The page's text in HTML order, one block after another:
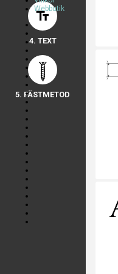
Webbutik
text_fields
4. TEXT
5. FÄSTMETOD